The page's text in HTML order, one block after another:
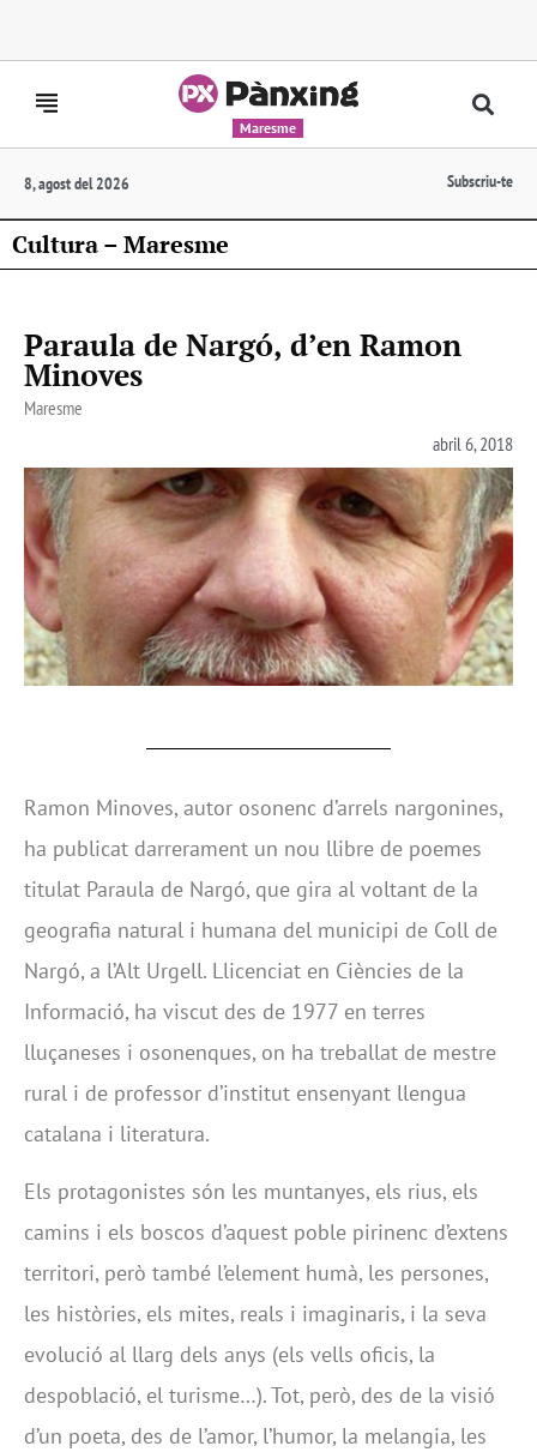
Maresme
8, agost del 2026 Subscriu-te
Cultura – Maresme
Paraula de Nargó, d’en Ramon
Minoves
Maresme
abril 6, 2018
Ramon Minoves, autor osonenc d’arrels nargonines,
ha publicat darrerament un nou llibre de poemes
titulat Paraula de Nargó, que gira al voltant de la
geografia natural i humana del municipi de Coll de
Nargó, a l’Alt Urgell. Llicenciat en Ciències de la
Informació, ha viscut des de 1977 en terres
lluçaneses i osonenques, on ha treballat de mestre
rural i de professor d’institut ensenyant llengua
catalana i literatura.
Els protagonistes són les muntanyes, els rius, els
camins i els boscos d’aquest poble pirinenc d’extens
territori, però també l’element humà, les persones,
les històries, els mites, reals i imaginaris, i la seva
evolució al llarg dels anys (els vells oficis, la
despoblació, el turisme…). Tot, però, des de la visió
d’un poeta, des de l’amor, l’humor, la melangia, les